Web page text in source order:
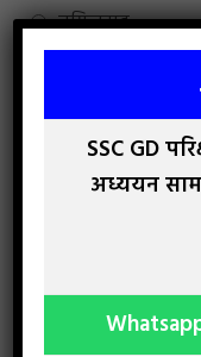
तमिलनाडु
भारत की सबसे
जम्मू और कश्मीर
SSC GD
अध्ययन